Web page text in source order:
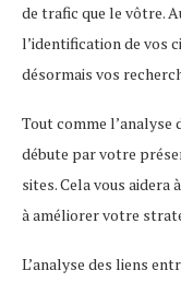
de trafic que le vôtre.
l’identification de vos
désormais vos
Tout comme l’analyse
débute par votre
sites. Cela vous
à améliorer votre
L’analyse des liens